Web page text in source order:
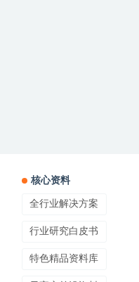
核心资料
全行业解决方案
行业研究白皮书
特色精品资料库